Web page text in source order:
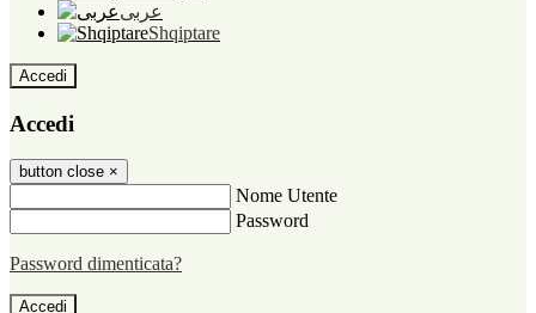
عربى
Shqiptare
Accedi
Accedi
button close ×
Nome Utente
Password
Password dimenticata?